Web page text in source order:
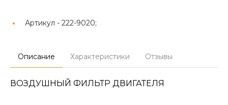
Артикул - 222-9020;
Описание Характеристики Отзывы
ВОЗДУШНЫЙ ФИЛЬТР ДВИГАТЕЛЯ